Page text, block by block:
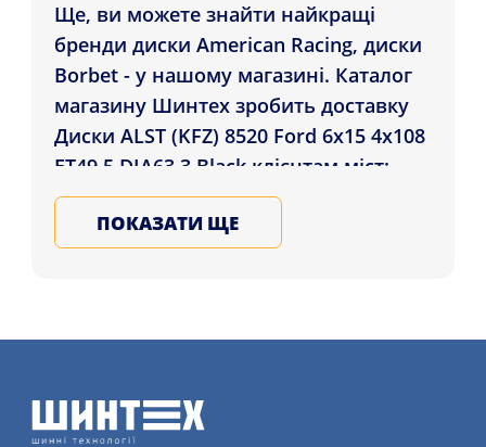
Ще, ви можете знайти найкращі
бренди диски American Racing, диски
Borbet - у нашому магазині. Каталог
магазину Шинтех зробить доставку
Диски ALST (KFZ) 8520 Ford 6x15 4x108
ET49.5 DIA63.3 Black клієнтам міст:
Харків, Чернівці, Київ і в ін. регіони
України. Купуйте литі, ковані, сталеві
автомобільні диски в нашому
сайті.
ПОКАЗАТИ ЩЕ